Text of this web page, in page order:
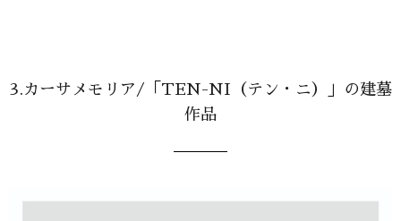
3.カーサメモリア/「TEN-NI（テン・ニ）」の建墓
作品